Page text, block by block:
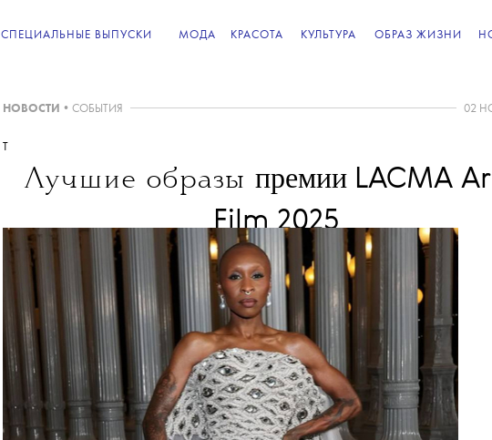
СПЕЦИАЛЬНЫЕ ВЫПУСКИ МОДА КРАСОТА КУЛЬТУРА ОБРАЗ ЖИЗНИ
НОВОСТИ • СОБЫТИЯ 02
Лучшие образы премии LACMA
Film 2025